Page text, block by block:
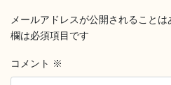
メールアドレスが公開されることは
欄は必須項目です
コメント ※